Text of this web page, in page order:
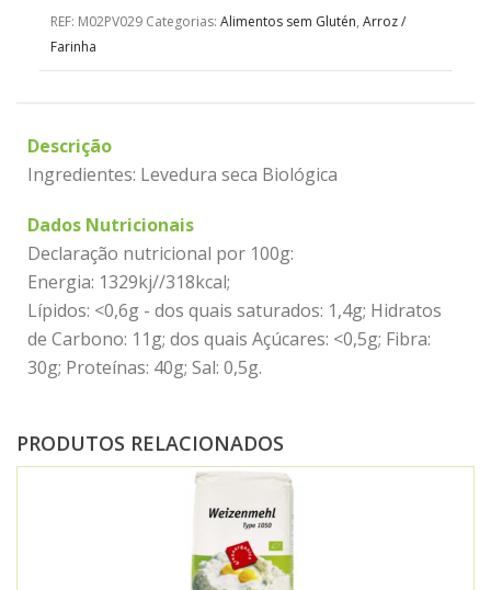
REF: M02PV029 Categorias: Alimentos sem Glutén, Arroz /
Farinha
Descrição
Ingredientes: Levedura seca Biológica
Dados Nutricionais
Declaração nutricional por 100g:
Energia: 1329kj//318kcal;
Lípidos: <0,6g - dos quais saturados: 1,4g; Hidratos
de Carbono: 11g; dos quais Açúcares: <0,5g; Fibra:
30g; Proteínas: 40g; Sal: 0,5g.
PRODUTOS RELACIONADOS